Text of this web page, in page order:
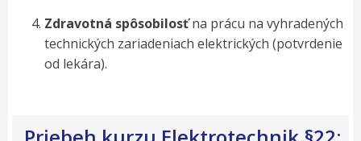
Zdravotná spôsobilosťna prácu na vyhradených
technických zariadeniach elektrických (potvrdenie
od lekára).